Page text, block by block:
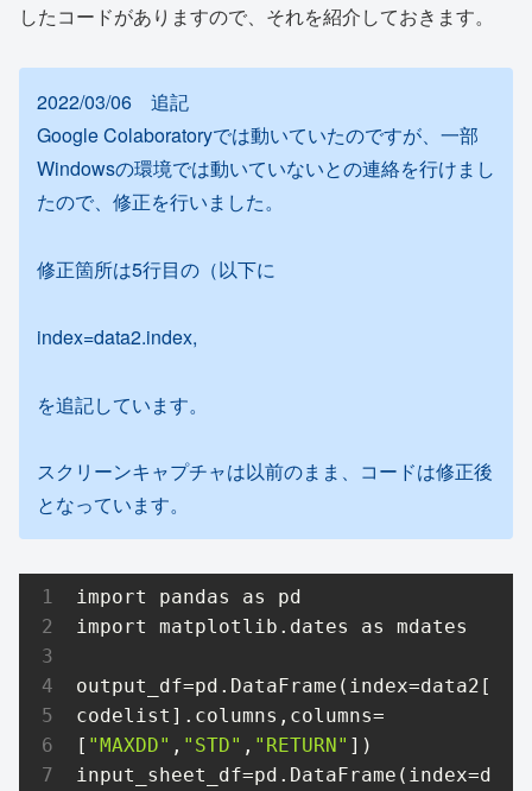
したコードがありますので、それを紹介しておきます。
2022/03/06 追記
Google Colaboratoryでは動いていたのですが、一部
Windowsの環境では動いていないとの連絡を行けまし
たので、修正を行いました。
修正箇所は5行目の（以下に
index=data2.index,
を追記しています。
スクリーンキャプチャは以前のまま、コードは修正後
となっています。
import pandas as pd
import matplotlib.dates as mdates
output_df=pd.DataFrame(index=data2[
codelist].columns,columns=
[ "MAXDD" , "STD" , "RETURN" ])
input_sheet_df=pd.DataFrame(index=d